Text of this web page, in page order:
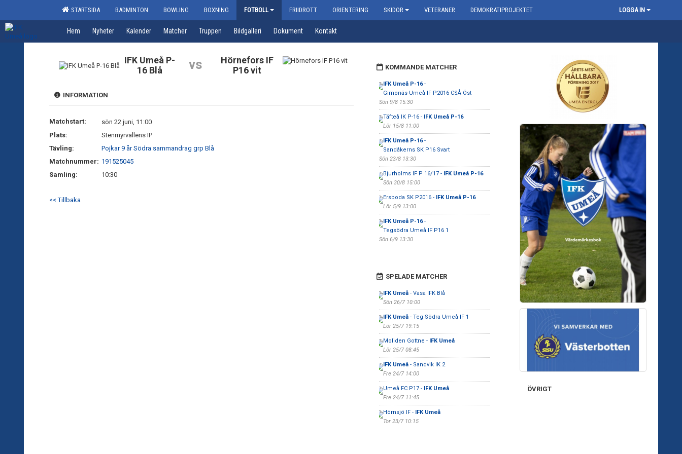
STARTSIDA BADMINTON BOWLING BOXNING FOTBOLL FRIIDROTT ORIENTERING SKIDOR VETERANER DEMOKRATIPROJEKTET LOGGA IN
Hem Nyheter Kalender Matcher Truppen Bildgalleri Dokument Kontakt
IFK Umeå P-
16 Blå
vs
Hörnefors IF
P16 vit
INFORMATION
Matchstart:
sön 22 juni, 11:00
Plats:
Stenmyrvallens IP
Tävling:
Pojkar 9 år Södra sammandrag grp Blå
Matchnummer: 191525045
Samling:
10:30
<< Tillbaka
KOMMANDE MATCHER
IFK Umeå P-16-
Gimonäs Umeå IF P2016 CSÅ Öst
Sön 9/8 15:30
Täfteå IK P-16 - IFK Umeå P-16
Lör 15/8 11:00
IFK Umeå P-16-
Sandåkerns SK P16 Svart
Sön 23/8 13:30
Bjurholms IF P 16/17 - IFK Umeå P-16
Sön 30/8 15:00
Ersboda SK P2016 - IFK Umeå P-16
Lör 5/9 13:00
IFK Umeå P-16-
Tegsödra Umeå IF P16 1
Sön 6/9 13:30
SPELADE MATCHER
IFK Umeå- Vasa IFK Blå
Sön 26/7 10:00
IFK Umeå- Teg Södra Umeå IF 1
Lör 25/7 19:15
Moliden Gottne - IFK Umeå
Lör 25/7 08:45
IFK Umeå- Sandvik IK 2
Fre 24/7 14:00
Umeå FC P17 - IFK Umeå
Fre 24/7 11:45
Hörnsjö IF - IFK Umeå
Tor 23/7 10:15
ÖVRIGT